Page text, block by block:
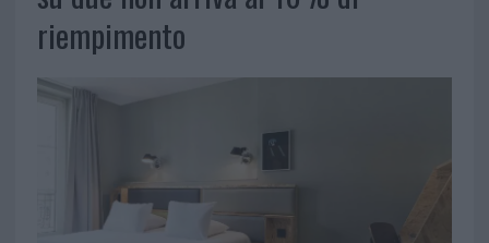
riempimento